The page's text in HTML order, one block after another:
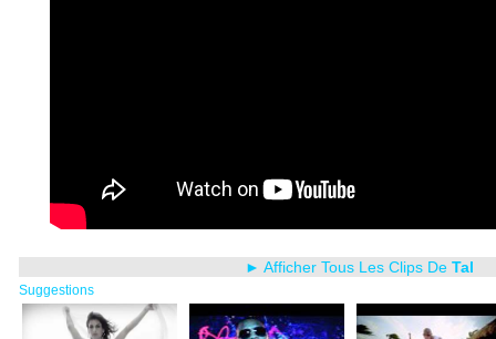
► Afficher Tous Les Clips De Tal
Suggestions